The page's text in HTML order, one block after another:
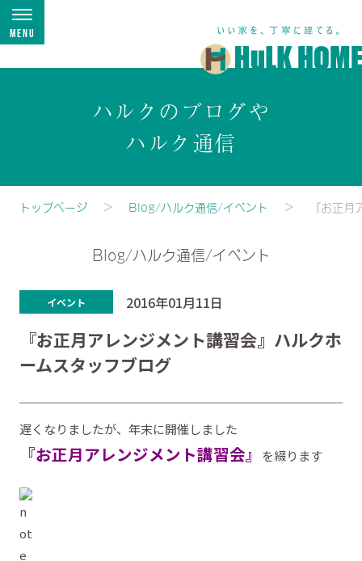
Menu
ハルクのブログや
ハルク通信
トップページ Blog/ハルク通信/イベント 『お正
Blog/ハルク通信/イベント
イベント 2016年01月11日
『お正月アレンジメント講習会』ハルクホ
ームスタッフブログ
遅くなりましたが、年末に開催しました
『お正月アレンジメント講習会』 を綴ります